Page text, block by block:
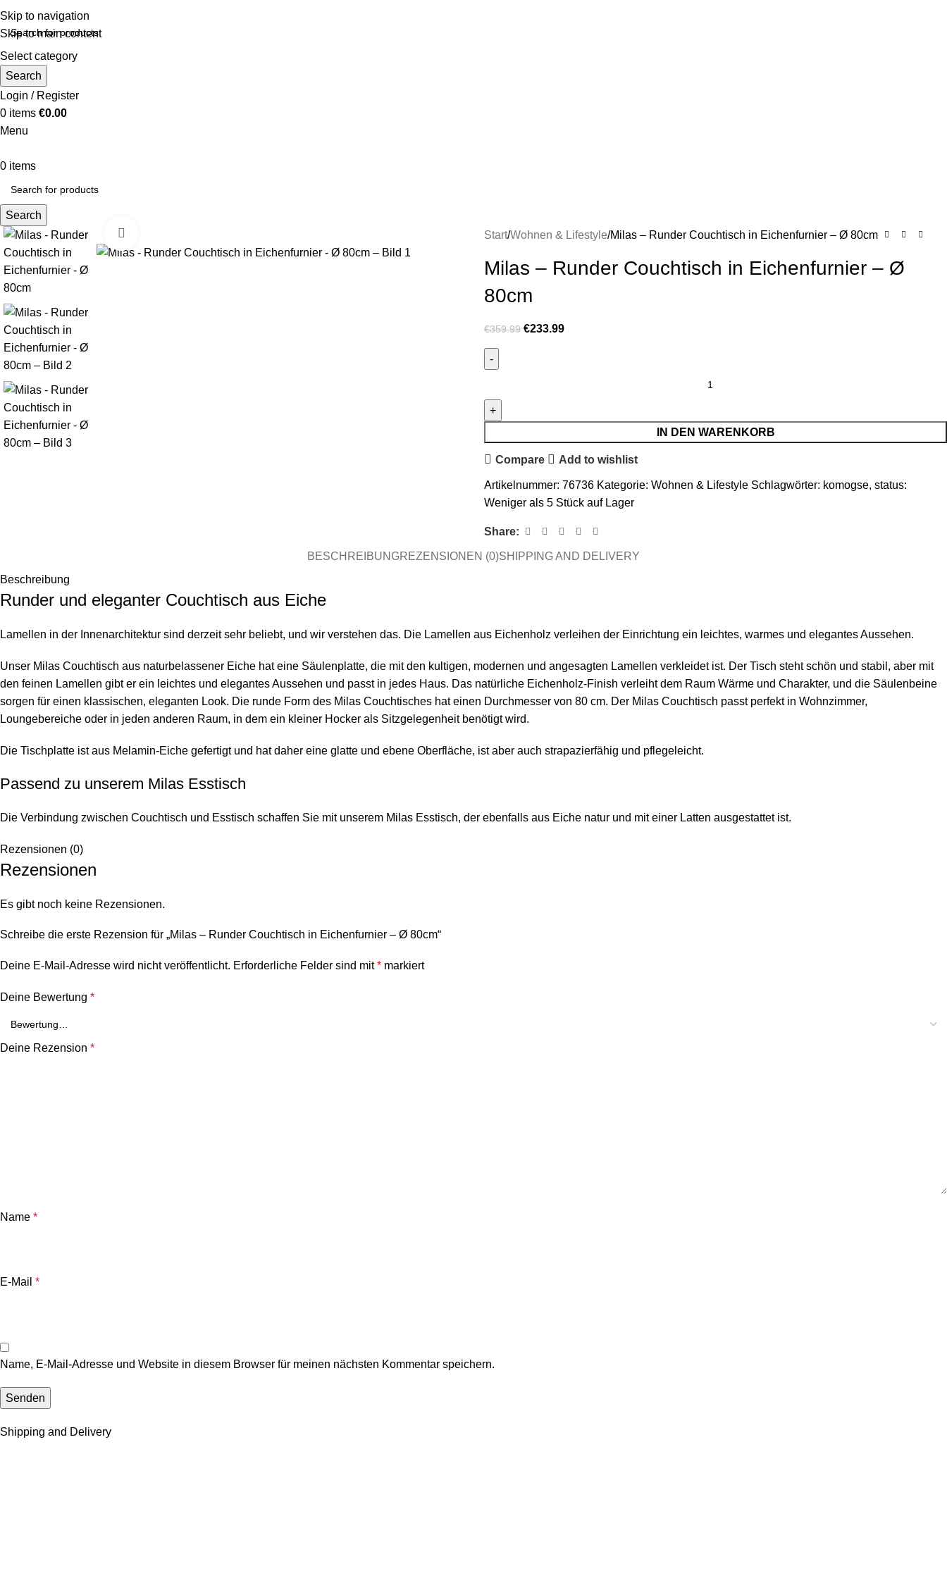
Skip to navigation
Skip to main content
Select category
Search
Login / Register
0 items €0.00
Menu
0 items
Search
Start Wohnen & Lifestyle Milas – Runder Couchtisch in Eichenfurnier – Ø 80cm
Milas – Runder Couchtisch in Eichenfurnier – Ø
80cm
€359.99 €233.99
IN DEN WARENKORB
Compare Add to wishlist
Artikelnummer: 76736 Kategorie: Wohnen & Lifestyle Schlagwörter: komogse, status:
Weniger als 5 Stück auf Lager
Share:
BESCHREIBUNGREZENSIONEN (0)SHIPPING AND DELIVERY
Beschreibung
Runder und eleganter Couchtisch aus Eiche
Lamellen in der Innenarchitektur sind derzeit sehr beliebt, und wir verstehen das. Die Lamellen aus Eichenholz verleihen der Einrichtung ein leichtes, warmes und elegantes Aussehen.
Unser Milas Couchtisch aus naturbelassener Eiche hat eine Säulenplatte, die mit den kultigen, modernen und angesagten Lamellen verkleidet ist. Der Tisch steht schön und stabil, aber mit
den feinen Lamellen gibt er ein leichtes und elegantes Aussehen und passt in jedes Haus. Das natürliche Eichenholz-Finish verleiht dem Raum Wärme und Charakter, und die Säulenbeine
sorgen für einen klassischen, eleganten Look. Die runde Form des Milas Couchtisches hat einen Durchmesser von 80 cm. Der Milas Couchtisch passt perfekt in Wohnzimmer,
Loungebereiche oder in jeden anderen Raum, in dem ein kleiner Hocker als Sitzgelegenheit benötigt wird.
Die Tischplatte ist aus Melamin-Eiche gefertigt und hat daher eine glatte und ebene Oberfläche, ist aber auch strapazierfähig und pflegeleicht.
Passend zu unserem Milas Esstisch
Die Verbindung zwischen Couchtisch und Esstisch schaffen Sie mit unserem Milas Esstisch, der ebenfalls aus Eiche natur und mit einer Latten ausgestattet ist.
Rezensionen (0)
Rezensionen
Es gibt noch keine Rezensionen.
Schreibe die erste Rezension für „Milas – Runder Couchtisch in Eichenfurnier – Ø 80cm“
Deine E-Mail-Adresse wird nicht veröffentlicht. Erforderliche Felder sind mit* markiert
Deine Bewertung *
Deine Rezension *
Name *
E-Mail *
Name, E-Mail-Adresse und Website in diesem Browser für meinen nächsten Kommentar speichern.
Shipping and Delivery